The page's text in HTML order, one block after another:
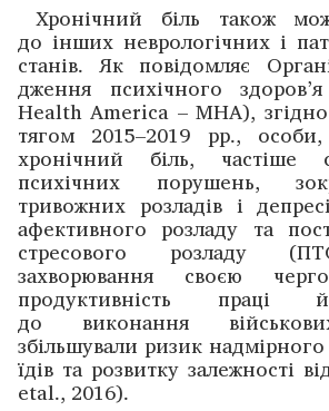
Хронічний біль також
до інших ­неврологічних і
станів. Як повідомляє
дження психічного
Health America – MHA),
тягом 2015–2019 рр., особи,
хронічний біль,­ ­частіше
психічних порушень,
тривожних розладів і
афективного розладу та
стресового роз­ладу
захворювання своєю
продуктивність праці
до виконання
збільшували ризик
їдів та розвитку залежності
etal., 2016).